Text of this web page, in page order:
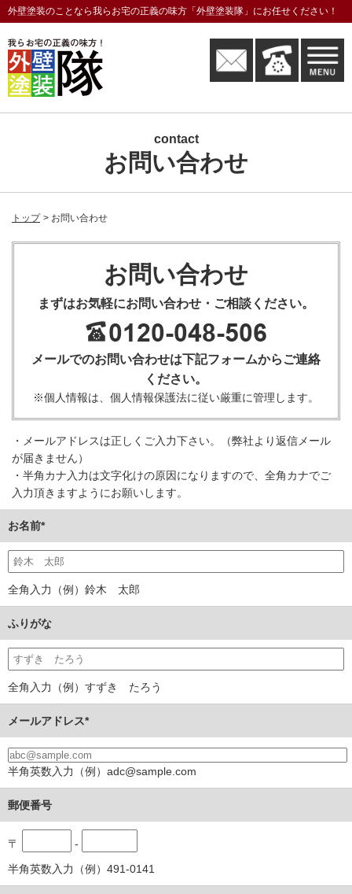
外壁塗装のことなら我らお宅の正義の味方「外壁塗装隊」にお任せください！
contact
お問い合わせ
トップ お問い合わせ
お問い合わせ
まずはお気軽にお問い合わせ・ご相談ください。
メールでのお問い合わせは下記フォームからご連絡
ください。
※個人情報は、個人情報保護法に従い厳重に管理します。
・メールアドレスは正しくご入力下さい。（弊社より返信メール
が届きません）
・半角カナ入力は文字化けの原因になりますので、全角カナでご
入力頂きますようにお願いします。
お名前*
全角入力（例）鈴木 太郎
ふりがな
全角入力（例）すずき たろう
メールアドレス*
半角英数入力（例）adc@sample.com
郵便番号
〒
-
半角英数入力（例）491-0141